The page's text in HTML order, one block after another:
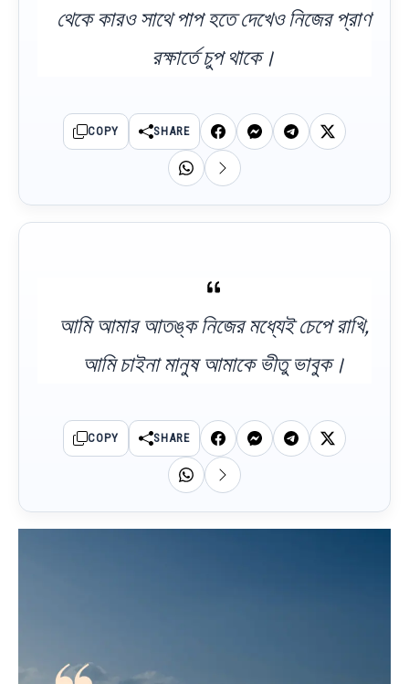
থেকে কারও সাথে পাপ হতে দেখেও নিজের প্রাণ
রক্ষার্তে চুপ থাকে।
COPY SHARE
আমি আমার আতঙ্ক নিজের মধ্যেই চেপে রাখি,
আমি চাইনা মানুষ আমাকে ভীতু ভাবুক।
COPY SHARE